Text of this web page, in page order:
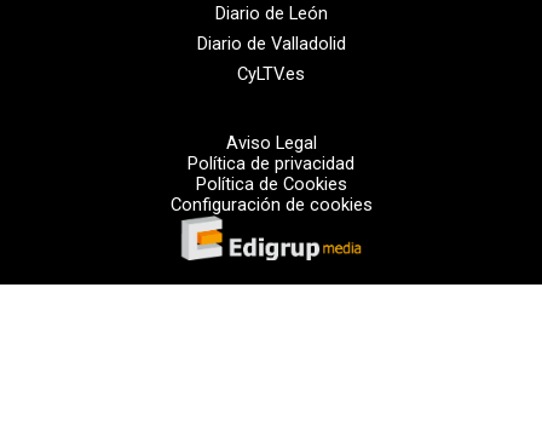
Diario de León
Diario de Valladolid
CyLTV.es
Aviso Legal
Política de privacidad
Política de Cookies
Configuración de cookies